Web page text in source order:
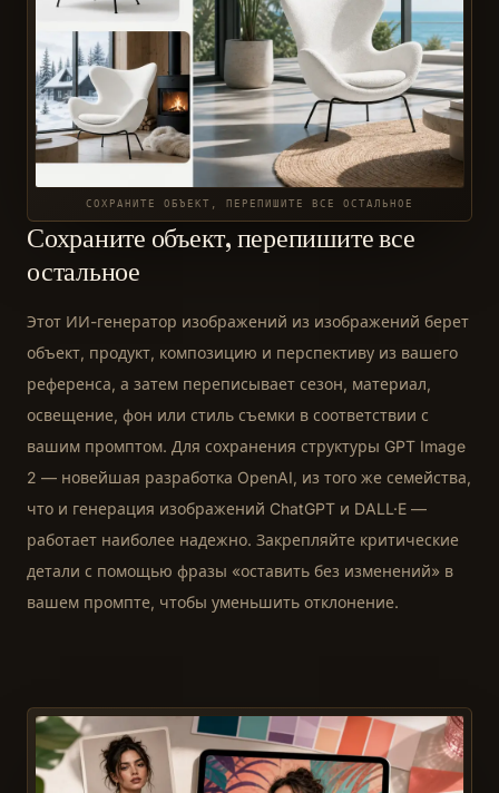
СОХРАНИТЕ ОБЪЕКТ, ПЕРЕПИШИТЕ ВСЕ ОСТАЛЬНОЕ
Сохраните объект, перепишите все
остальное
Этот ИИ-генератор изображений из изображений берет
объект, продукт, композицию и перспективу из вашего
референса, а затем переписывает сезон, материал,
освещение, фон или стиль съемки в соответствии с
вашим промптом. Для сохранения структуры GPT Image
2 — новейшая разработка OpenAI, из того же семейства,
что и генерация изображений ChatGPT и DALL·E —
работает наиболее надежно. Закрепляйте критические
детали с помощью фразы «оставить без изменений» в
вашем промпте, чтобы уменьшить отклонение.